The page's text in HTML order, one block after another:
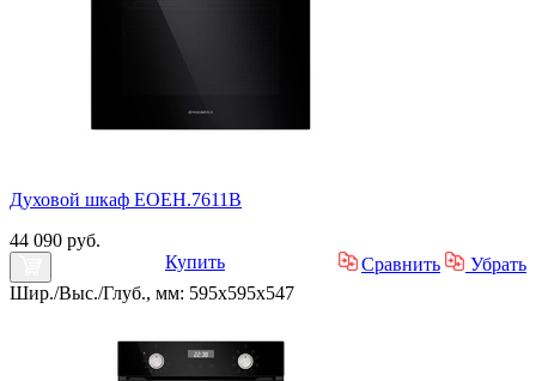
Духовой шкаф EOEH.7611B
44 090 руб.
Купить
Сравнить
Убрать
Шир./Выс./Глуб., мм: 595x595x547